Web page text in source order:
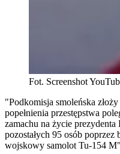
Fot. Screenshot
"Podkomisja smoleńska
popełnienia przestępstwa
zamachu na życie
pozostałych 95 osób
wojskowy samolot Tu-154